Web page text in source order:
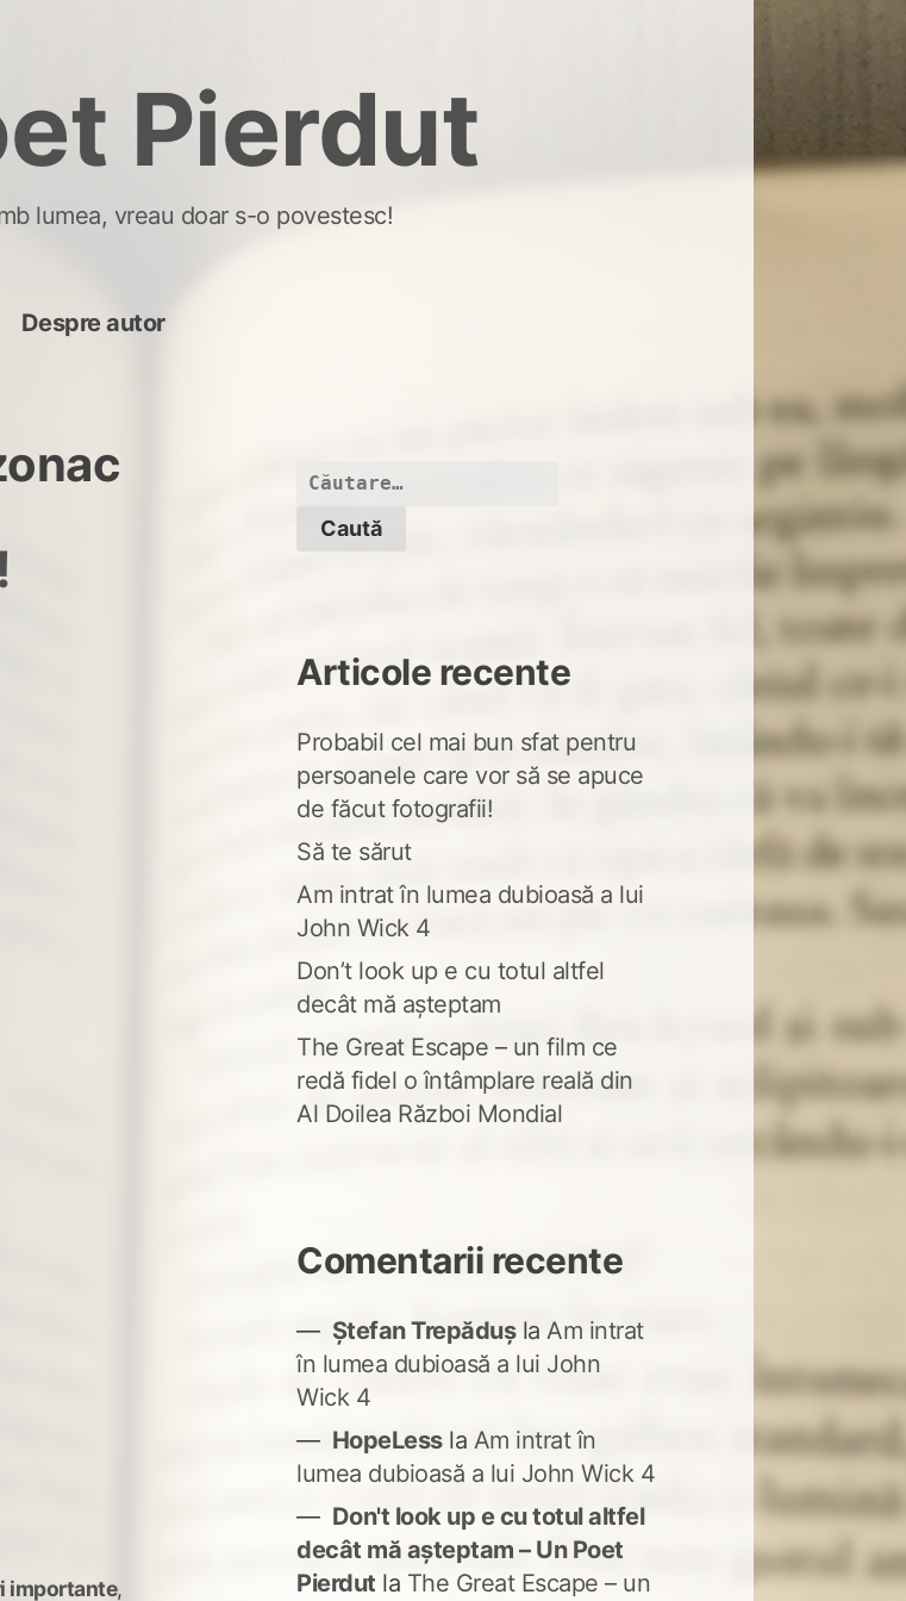
Pierdut
lumea, vreau doar s-o povestesc!
Despre autor
importante,
Caută
Articole recente
Probabil cel mai bun sfat pentru
persoanele care vor să se apuce
de făcut fotografii!
Să te sărut
Am intrat în lumea dubioasă a lui
John Wick 4
Don’t look up e cu totul altfel
decât mă așteptam
The Great Escape – un film ce
redă fidel o întâmplare reală din
Al Doilea Război Mondial
Comentarii recente
Ștefan Trepădușla Am intrat
în lumea dubioasă a lui John
Wick 4
HopeLessla Am intrat în
lumea dubioasă a lui John Wick 4
Don't look up e cu totul altfel
decât mă așteptam – Un Poet
Pierdut la The Great Escape – un